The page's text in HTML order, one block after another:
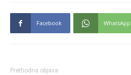
Facebook WhatsApp
Prethodna objava